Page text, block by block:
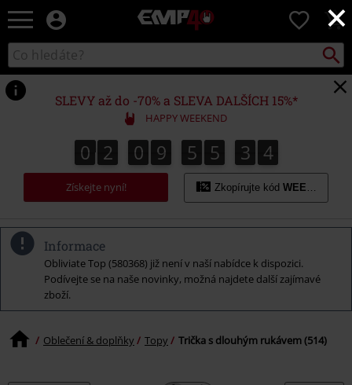
×
EMP
Hudba,
filmy
&
seriály,
Merch
pro
hráče,
Alternativní
móda
0
Katalog
vyhledávání
SLEVY až do -70% a SLEVA DALŠÍCH 15%*
HAPPY WEEKEND
0
0 2
2 0
0 9
9 5
5 5
5 3
4
3 2
3
2
4
3
Získejte nyní! Zkopírujte kód WEEKEND
Informace
Obliviate Top (580368) již není v naší nabídce k dispozici.
Podívejte se na naše novinky, možná najdete další zajímavé
zboží.
Oblečení & doplňky Topy Trička s dlouhým rukávem (514)